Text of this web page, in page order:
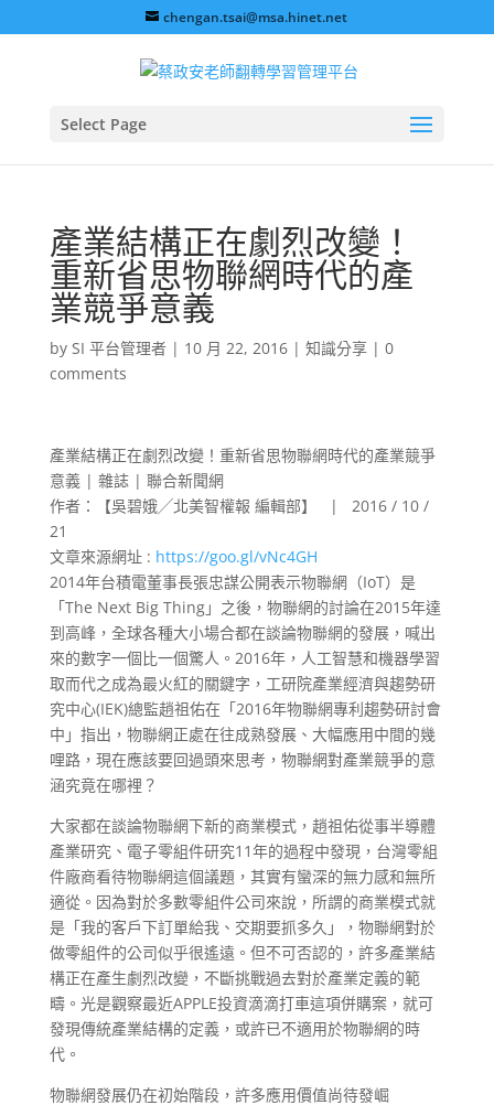
chengan.tsai@msa.hinet.net
Select Page
產業結構正在劇烈改變！
重新省思物聯網時代的產
業競爭意義
by SI 平台管理者| 10 月 22, 2016| 知識分享| 0
comments
產業結構正在劇烈改變！重新省思物聯網時代的產業競爭
意義 | 雜誌 | 聯合新聞網
作者：【吳碧娥╱北美智權報 編輯部】 | 2016 / 10 /
21
文章來源網址 : https://goo.gl/vNc4GH
2014年台積電董事長張忠謀公開表示物聯網（IoT）是
「The Next Big Thing」之後，物聯網的討論在2015年達
到高峰，全球各種大小場合都在談論物聯網的發展，喊出
來的數字一個比一個驚人。2016年，人工智慧和機器學習
取而代之成為最火紅的關鍵字，工研院產業經濟與趨勢研
究中心(IEK)總監趙祖佑在「2016年物聯網專利趨勢研討會
中」指出，物聯網正處在往成熟發展、大幅應用中間的幾
哩路，現在應該要回過頭來思考，物聯網對產業競爭的意
涵究竟在哪裡？
大家都在談論物聯網下新的商業模式，趙祖佑從事半導體
產業研究、電子零組件研究11年的過程中發現，台灣零組
件廠商看待物聯網這個議題，其實有蠻深的無力感和無所
適從。因為對於多數零組件公司來說，所謂的商業模式就
是「我的客戶下訂單給我、交期要抓多久」，物聯網對於
做零組件的公司似乎很遙遠。但不可否認的，許多產業結
構正在產生劇烈改變，不斷挑戰過去對於產業定義的範
疇。光是觀察最近APPLE投資滴滴打車這項併購案，就可
發現傳統產業結構的定義，或許已不適用於物聯網的時
代。
物聯網發展仍在初始階段，許多應用價值尚待發崛